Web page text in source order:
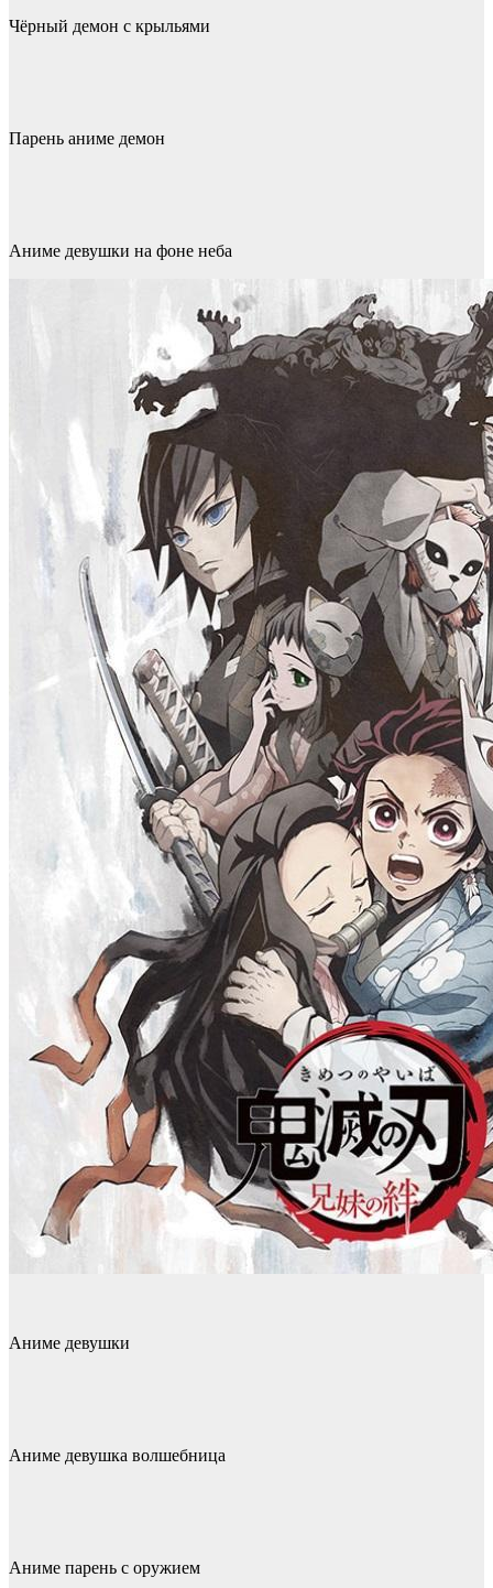
Чёрный демон с крыльями
Парень аниме демон
Аниме девушки на фоне неба
Аниме девушки
Аниме девушка волшебница
Аниме парень с оружием